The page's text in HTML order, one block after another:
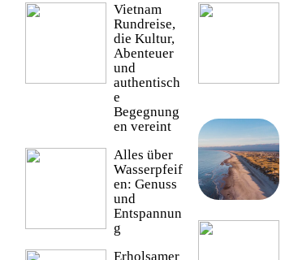
Vietnam
Rundreise,
die Kultur,
Abenteuer
und
authentisch
e
Begegnung
en vereint
Alles über
Wasserpfeif
en: Genuss
und
Entspannun
g
Erholsamer